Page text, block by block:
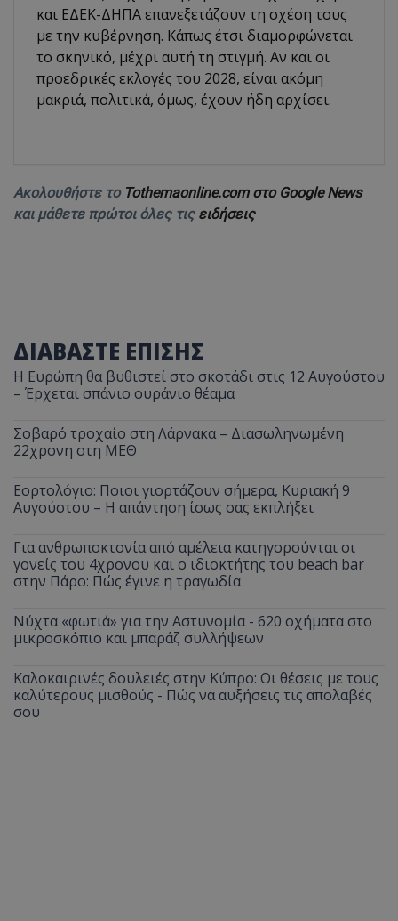
και ΕΔΕΚ-ΔΗΠΑ επανεξετάζουν τη σχέση τους
με την κυβέρνηση. Κάπως έτσι διαμορφώνεται
το σκηνικό, μέχρι αυτή τη στιγμή. Αν και οι
προεδρικές εκλογές του 2028, είναι ακόμη
μακριά, πολιτικά, όμως, έχουν ήδη αρχίσει.
Ακολουθήστε το Tothemaonline.com στο Google News
και μάθετε πρώτοι όλες τις ειδήσεις
ΔΙΑΒΑΣΤΕ ΕΠΙΣΗΣ
Η Ευρώπη θα βυθιστεί στο σκοτάδι στις 12 Αυγούστου
– Έρχεται σπάνιο ουράνιο θέαμα
Σοβαρό τροχαίο στη Λάρνακα – Διασωληνωμένη
22χρονη στη ΜΕΘ
Εορτολόγιο: Ποιοι γιορτάζουν σήμερα, Κυριακή 9
Αυγούστου – Η απάντηση ίσως σας εκπλήξει
Για ανθρωποκτονία από αμέλεια κατηγορούνται οι
γονείς του 4χρονου και ο ιδιοκτήτης του beach bar
στην Πάρο: Πώς έγινε η τραγωδία
Νύχτα «φωτιά» για την Αστυνομία - 620 οχήματα στο
μικροσκόπιο και μπαράζ συλλήψεων
Καλοκαιρινές δουλειές στην Κύπρο: Οι θέσεις με τους
καλύτερους μισθούς - Πώς να αυξήσεις τις απολαβές
σου